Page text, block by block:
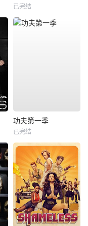
已完结
功夫第一季
已完结